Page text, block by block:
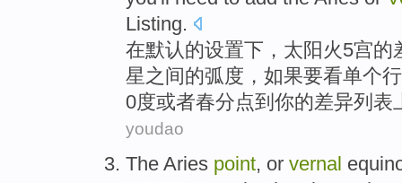
Listing.
在默认的设置下， 太阳火5宫的
星之间的弧度 ，如果要看单个
0度或者春分点到 你的差异列表
youdao
The Aries point, or vernal